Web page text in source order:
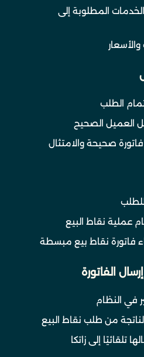
المطلوبة إلى
الطلب
العميل الصحيح
صحيحة والامتثال
عملية نقاط البيع
فاتورة نقاط بيع مبسطة
الفاتورة
في النظام
من طلب نقاط البيع
تلقائيًا إلى زاتكا